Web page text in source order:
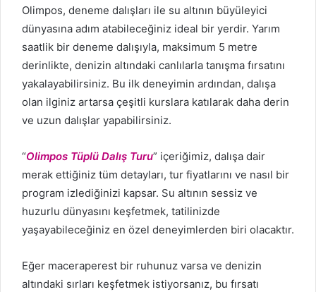
Olimpos, deneme dalışları ile su altının büyüleyici
dünyasına adım atabileceğiniz ideal bir yerdir. Yarım
saatlik bir deneme dalışıyla, maksimum 5 metre
derinlikte, denizin altındaki canlılarla tanışma fırsatını
yakalayabilirsiniz. Bu ilk deneyimin ardından, dalışa
olan ilginiz artarsa çeşitli kurslara katılarak daha derin
ve uzun dalışlar yapabilirsiniz.
“Olimpos Tüplü Dalış Turu” içeriğimiz, dalışa dair
merak ettiğiniz tüm detayları, tur fiyatlarını ve nasıl bir
program izlediğinizi kapsar. Su altının sessiz ve
huzurlu dünyasını keşfetmek, tatilinizde
yaşayabileceğiniz en özel deneyimlerden biri olacaktır.
Eğer maceraperest bir ruhunuz varsa ve denizin
altındaki sırları keşfetmek istiyorsanız, bu fırsatı